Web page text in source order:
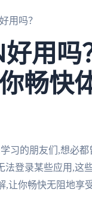
用吗？
用吗
畅快
习的朋友们,想必
登录某些应用,这
让你畅快无阻地享